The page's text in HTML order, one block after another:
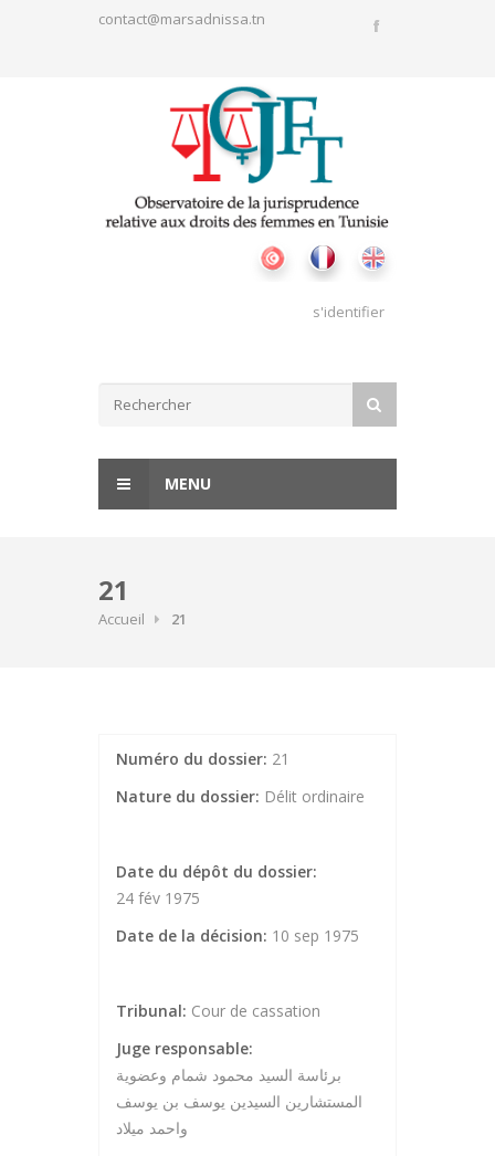
Aller au contenu principalcontact@marsadnissa.tn
s'identifier
Formulaire de recherche
MENU
21
Accueil 21
Numéro du dossier: 21
Nature du dossier: Délit ordinaire
Date du dépôt du dossier:
24 fév 1975
Date de la décision: 10 sep 1975
Tribunal: Cour de cassation
Juge responsable:
برئاسة السيد محمود شمام وعضوية
المستشارين السيدين يوسف بن يوسف
واحمد ميلاد